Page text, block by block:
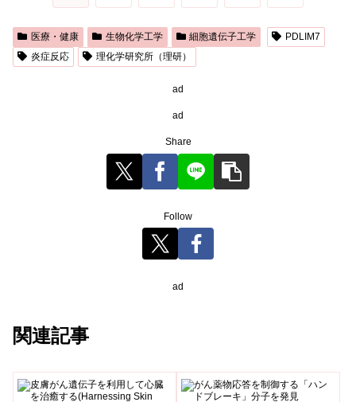
医療・健康 生物化学工学 細胞遺伝子工学
PDLIM7
炎症反応
理化学研究所（理研）
ad
ad
Share
Follow
ad
関連記事